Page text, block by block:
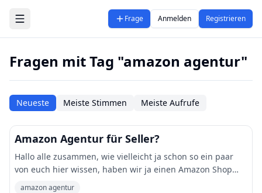
Zum Hauptinhalt springen
Frage Anmelden Registrieren
Fragen mit Tag "amazon agentur"
Neueste Meiste Stimmen Meiste Aufrufe
Amazon Agentur für Seller?
Hallo alle zusammen, wie vielleicht ja schon so ein paar
von euch hier wissen, haben wir ja einen Amazon Shop
und wir möchten nun gerne schauen, dass wir den Shop
amazon agentur